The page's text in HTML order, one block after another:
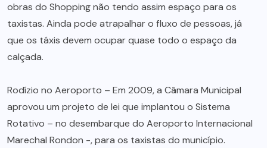
obras do Shopping não tendo assim espaço para os
taxistas. Ainda pode atrapalhar o fluxo de pessoas, já
que os táxis devem ocupar quase todo o espaço da
calçada.
Rodízio no Aeroporto – Em 2009, a Câmara Municipal
aprovou um projeto de lei que implantou o Sistema
Rotativo – no desembarque do Aeroporto Internacional
Marechal Rondon -, para os taxistas do município.